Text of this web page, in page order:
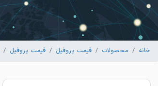
خانه محصولات قیمت پروفیل قیمت پروفیل